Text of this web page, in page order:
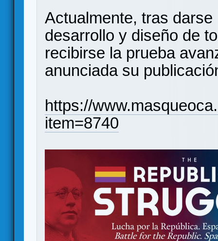
Actualmente, tras
desarrollo y diseño de
recibirse la prueba
anunciada su
https://
item=8740